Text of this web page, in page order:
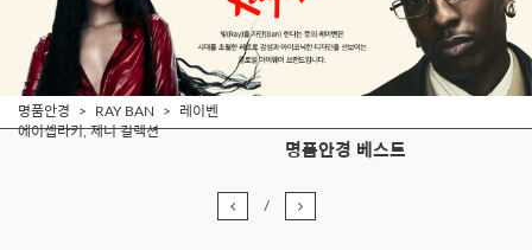
명품안경 RAY BAN
레이벤
에이셉라키, 제니 컬렉션
명품안경 베스트
/